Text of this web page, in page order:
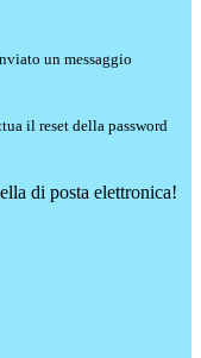
un messaggio
il reset della password
di posta elettronica!